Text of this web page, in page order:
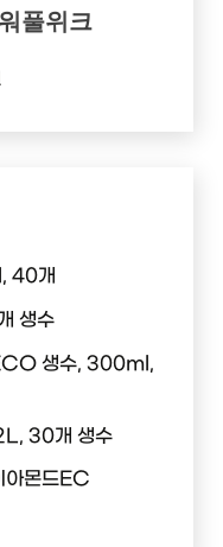
풀위크
40개
생수
생수, 300ml,
30개 생수
아몬드EC